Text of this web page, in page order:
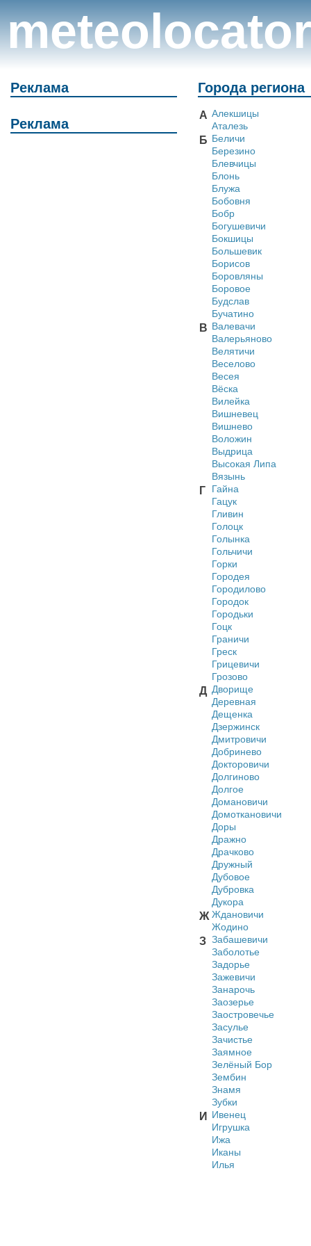
meteolocator
Реклама
Реклама
Города региона
А Алекшицы
Аталезь
Б Беличи
Березино
Блевчицы
Блонь
Блужа
Бобовня
Бобр
Богушевичи
Бокшицы
Большевик
Борисов
Боровляны
Боровое
Будслав
Бучатино
В Валевачи
Валерьяново
Велятичи
Веселово
Весея
Вёска
Вилейка
Вишневец
Вишнево
Воложин
Выдрица
Высокая Липа
Вязынь
Г
Гайна
Гацук
Гливин
Голоцк
Голынка
Гольчичи
Горки
Городея
Городилово
Городок
Городьки
Гоцк
Граничи
Греск
Грицевичи
Грозово
Д Дворище
Деревная
Дещенка
Дзержинск
Дмитровичи
Добринево
Докторовичи
Долгиново
Долгое
Домановичи
Домоткановичи
Доры
Дражно
Драчково
Дружный
Дубовое
Дубровка
Дукора
Ж Ждановичи
Жодино
З Забашевичи
Заболотье
Задорье
Зажевичи
Занарочь
Заозерье
Заостровечье
Засулье
Зачистье
Заямное
Зелёный Бор
Зембин
Знамя
Зубки
И
Ивенец
Игрушка
Ижа
Иканы
Илья